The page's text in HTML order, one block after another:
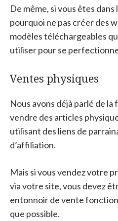
De même, si vous êtes
pourquoi ne pas créer des
modèles téléchargeables
utiliser pour se
Ventes physiques
Nous avons déjà parlé de
vendre des articles
utilisant des liens de
d’affiliation.
Mais si vous vendez votre
via votre site, vous devez
entonnoir de vente
que possible.